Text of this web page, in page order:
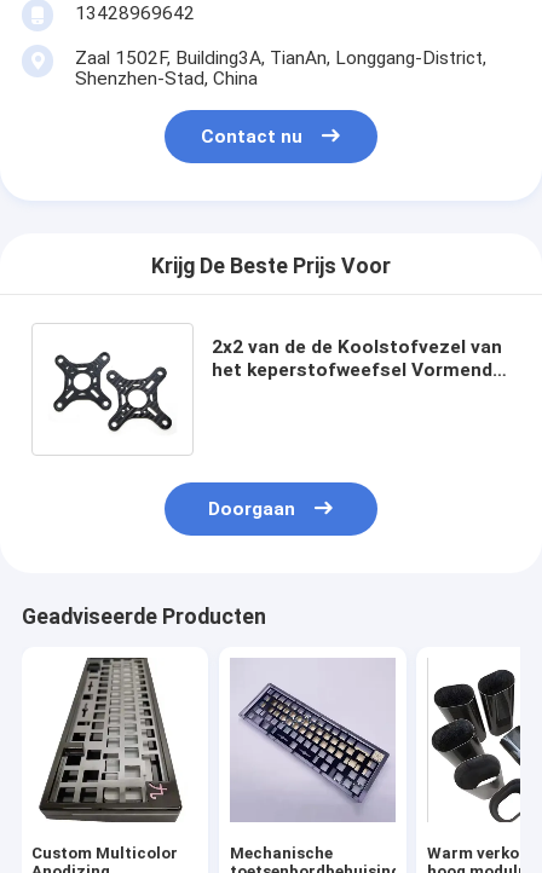
13428969642
Zaal 1502F, Building3A, TianAn, Longgang-District,
Shenzhen-Stad, China
Contact nu
Krijg De Beste Prijs Voor
2x2 van de de Koolstofvezel van
het keperstofweefsel Vormend
Doorgaan
Geadviseerde Producten
Custom Multicolor
Mechanische
Warm verkoop